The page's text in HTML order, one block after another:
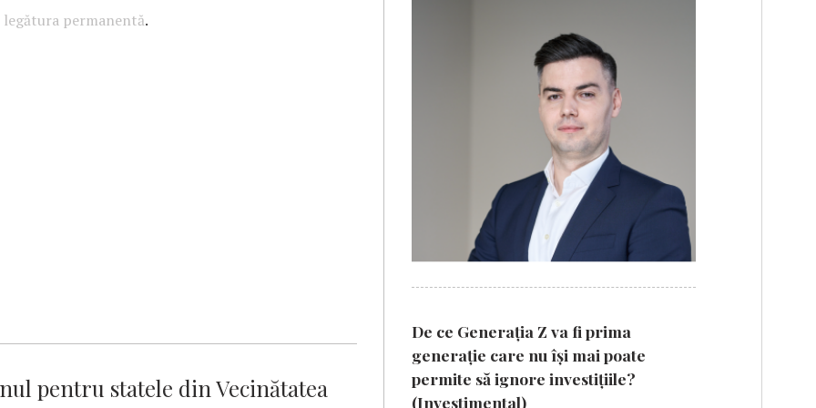
legătura permanentă.
pentru statele din Vecinătatea
De ce Generația Z va fi prima
generație care nu își mai poate
permite să ignore investițiile?
(Investimental)